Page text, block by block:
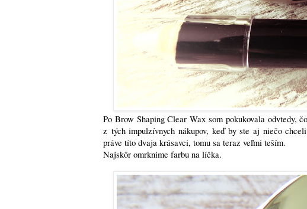
Po Brow Shaping Clear Wax som pokukovala odvtedy,
z tých impulzívnych nákupov, keď by ste aj niečo
práve títo dvaja krásavci, tomu sa teraz veľmi teším.
Najskôr omrknime farbu na líčka.